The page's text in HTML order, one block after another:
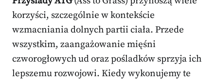
korzyści, szczególnie w kontekście
wzmacniania dolnych partii ciała. Przede
wszystkim, zaangażowanie mięśni
czworogłowych ud oraz pośladków sprzyja ich
lepszemu rozwojowi. Kiedy wykonujemy te